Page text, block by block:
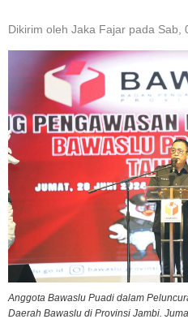
Dikirim oleh Jaka Fajar pada Sab,
Anggota Bawaslu Puadi dalam
Daerah Bawaslu di Provinsi Jambi.